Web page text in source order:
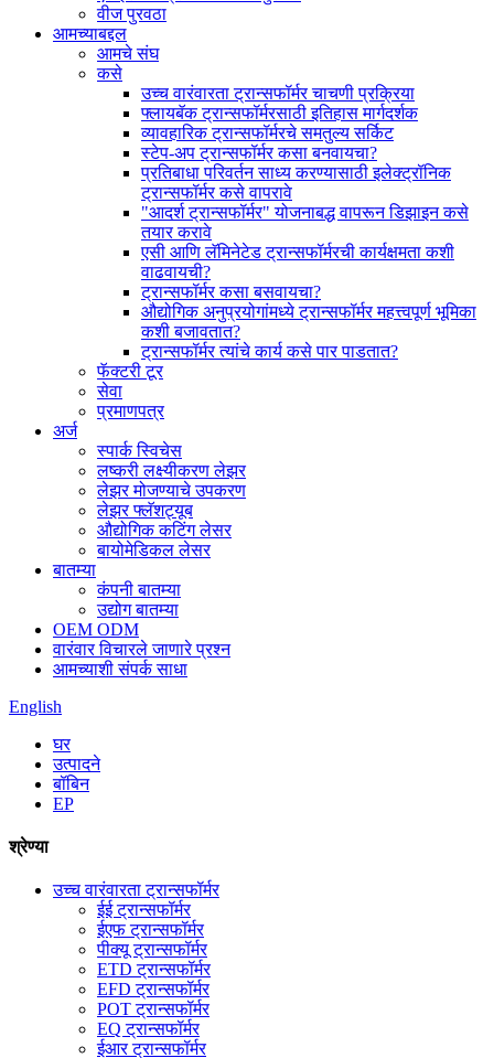
वीज पुरवठा
आमच्याबद्दल
आमचे संघ
कसे
उच्च वारंवारता ट्रान्सफॉर्मर चाचणी प्रक्रिया
फ्लायबॅक ट्रान्सफॉर्मरसाठी इतिहास मार्गदर्शक
व्यावहारिक ट्रान्सफॉर्मरचे समतुल्य सर्किट
स्टेप-अप ट्रान्सफॉर्मर कसा बनवायचा?
प्रतिबाधा परिवर्तन साध्य करण्यासाठी इलेक्ट्रॉनिक
ट्रान्सफॉर्मर कसे वापरावे
"आदर्श ट्रान्सफॉर्मर" योजनाबद्ध वापरून डिझाइन कसे
तयार करावे
एसी आणि लॅमिनेटेड ट्रान्सफॉर्मरची कार्यक्षमता कशी
वाढवायची?
ट्रान्सफॉर्मर कसा बसवायचा?
औद्योगिक अनुप्रयोगांमध्ये ट्रान्सफॉर्मर महत्त्वपूर्ण भूमिका
कशी बजावतात?
ट्रान्सफॉर्मर त्यांचे कार्य कसे पार पाडतात?
फॅक्टरी टूर
सेवा
प्रमाणपत्र
अर्ज
स्पार्क स्विचेस
लष्करी लक्ष्यीकरण लेझर
लेझर मोजण्याचे उपकरण
लेझर फ्लॅशट्यूब
औद्योगिक कटिंग लेसर
बायोमेडिकल लेसर
बातम्या
कंपनी बातम्या
उद्योग बातम्या
OEM ODM
वारंवार विचारले जाणारे प्रश्न
आमच्याशी संपर्क साधा
English
घर
उत्पादने
बॉबिन
EP
श्रेण्या
उच्च वारंवारता ट्रान्सफॉर्मर
ईई ट्रान्सफॉर्मर
ईएफ ट्रान्सफॉर्मर
पीक्यू ट्रान्सफॉर्मर
ETD ट्रान्सफॉर्मर
EFD ट्रान्सफॉर्मर
POT ट्रान्सफॉर्मर
EQ ट्रान्सफॉर्मर
ईआर ट्रान्सफॉर्मर